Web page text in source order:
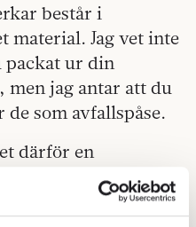
består i
material. Jag vet inte
packat ur din
men jag antar att du
de som avfallspåse.
därför en
tunna påsar är